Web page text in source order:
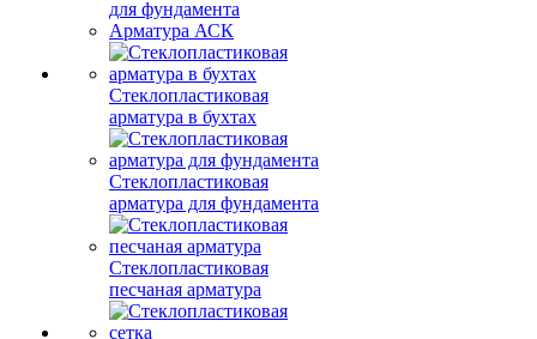
для фундамента
Арматура АСК
Стеклопластиковая
арматура в бухтах
Стеклопластиковая
арматура для фундамента
Стеклопластиковая
песчаная арматура